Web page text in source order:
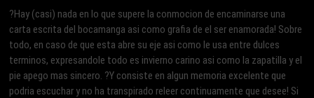
?Hay (casi) nada en lo que supere la conmocion de encaminarse una
carta escrita del bocamanga asi­ como grafia de el ser enamorada! Sobre
todo, en caso de que esta abre su eje asi­ como le usa entre dulces
terminos, expresandole todo es invierno carino asi­ como la zapatilla y el
pie apego mas sincero. ?Y consiste en algun memoria excelente que
podri­a escuchar y no ha transpirado releer continuamente que desee! Si